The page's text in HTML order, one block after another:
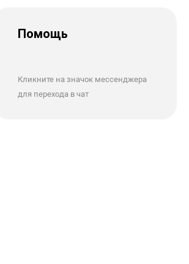
Помощь
Кликните на значок мессенджера
для перехода в чат